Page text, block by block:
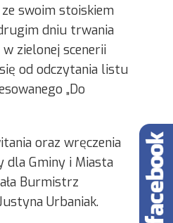
swoim stoiskiem
dniu trwania
zielonej scenerii
od odczytania listu
„Do
oraz wręczenia
dla Gminy i Miasta
Burmistrz
Urbaniak.